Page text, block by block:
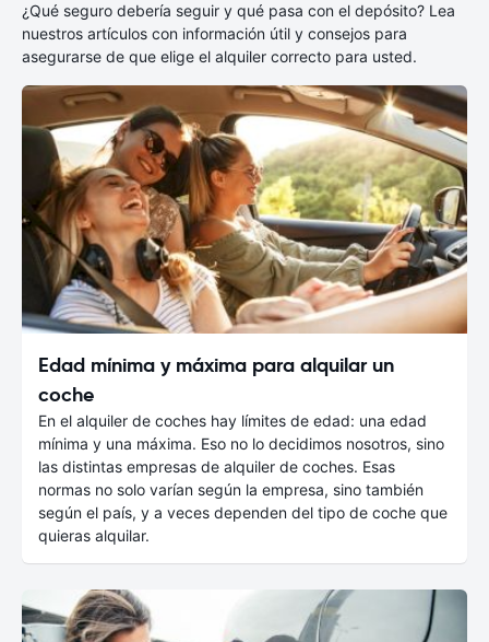
¿Qué seguro debería seguir y qué pasa con el depósito? Lea
nuestros artículos con información útil y consejos para
asegurarse de que elige el alquiler correcto para usted.
Edad mínima y máxima para alquilar un
coche
En el alquiler de coches hay límites de edad: una edad
mínima y una máxima. Eso no lo decidimos nosotros, sino
las distintas empresas de alquiler de coches. Esas
normas no solo varían según la empresa, sino también
según el país, y a veces dependen del tipo de coche que
quieras alquilar.